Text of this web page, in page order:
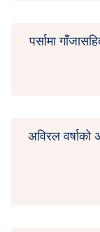
पर्सामा
अविरल वर्षाको